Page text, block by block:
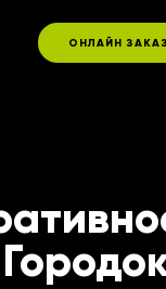
ОНЛАЙН ЗАКАЗ